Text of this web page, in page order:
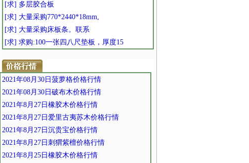
[求] 多层胶合板
[求] 大量采购770*2440*18mm,
[求] 大量采购床板条。联系
[求] 求购:100一张四八尺垫板，厚度15
2021年08月30日菠萝格价格行情
2021年08月30日破布木价格行情
2021年8月27日橡胶木价格行情
2021年8月27日爱里古夷苏木价格行情
2021年8月27日沉贵宝价格行情
2021年8月27日刺猬紫檀价格行情
2021年8月25日橡胶木价格行情